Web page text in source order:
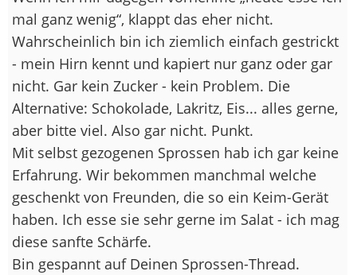
mal ganz wenig“, klappt das eher nicht.
Wahrscheinlich bin ich ziemlich einfach gestrickt
- mein Hirn kennt und kapiert nur ganz oder gar
nicht. Gar kein Zucker - kein Problem. Die
Alternative: Schokolade, Lakritz, Eis... alles gerne,
aber bitte viel. Also gar nicht. Punkt.
Mit selbst gezogenen Sprossen hab ich gar keine
Erfahrung. Wir bekommen manchmal welche
geschenkt von Freunden, die so ein Keim-Gerät
haben. Ich esse sie sehr gerne im Salat - ich mag
diese sanfte Schärfe.
Bin gespannt auf Deinen Sprossen-Thread.